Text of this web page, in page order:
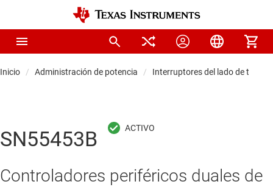
Inicio Administración de potencia Interruptores del lado de tierra
SN55453B
Controladores periféricos duales de